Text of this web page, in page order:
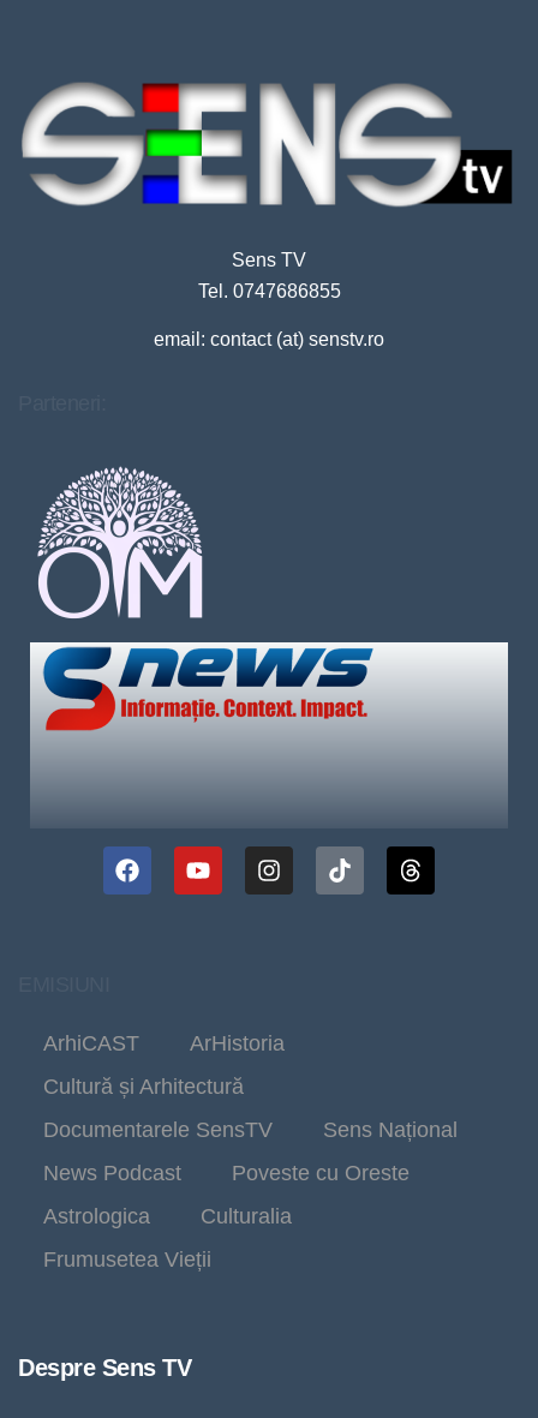
Sens TV
Tel. 0747686855
email: contact (at) senstv.ro
ArhiCAST
ArHistoria
Cultură și Arhitectură
Documentarele SensTV
Sens Național
News Podcast
Poveste cu Oreste
Astrologica
Culturalia
Frumusetea Vieții
Despre Sens TV